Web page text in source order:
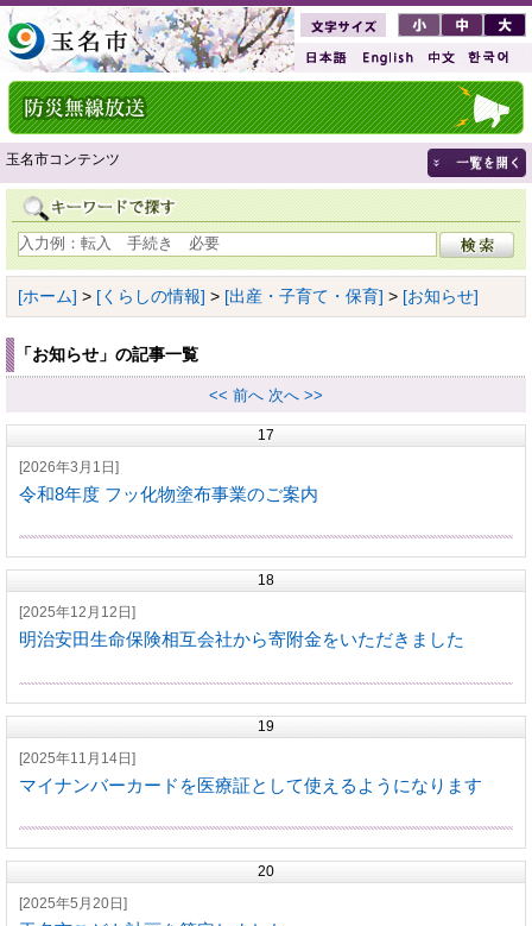
玉名市コンテンツ
[ホーム] > [くらしの情報] > [出産・子育て・保育] > [お知らせ]
「お知らせ」の記事一覧
<< 前へ 次へ >>
17
[2026年3月1日]
令和8年度 フッ化物塗布事業のご案内
18
[2025年12月12日]
明治安田生命保険相互会社から寄附金をいただきました
19
[2025年11月14日]
マイナンバーカードを医療証として使えるようになります
20
[2025年5月20日]